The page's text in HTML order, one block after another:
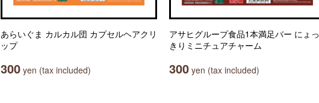
あらいぐま カルカル団 カプセルヘアクリ
ップ
300 yen (tax included)
アサヒグループ食品1本満足バー にょっ
きりミニチュアチャーム
300 yen (tax included)